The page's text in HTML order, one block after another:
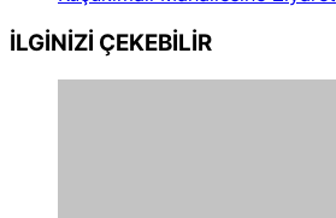
İLGİNİZİ ÇEKEBİLİR